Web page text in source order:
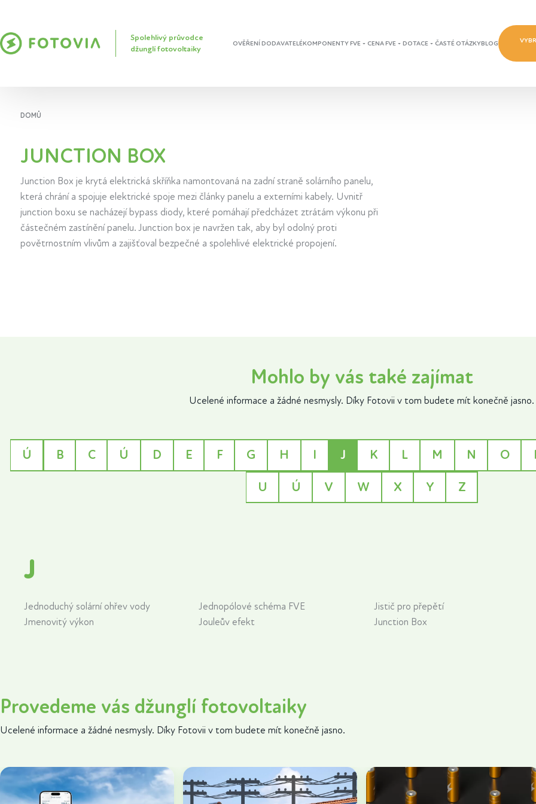
Spolehlivý průvodce
džunglí fotovoltaiky
OVĚŘENÍ DODAVATELÉKOMPONENTY FVE CENA FVE DOTACE ČASTÉ OTÁZKYBLOG
DOMŮ
JUNCTION BOX
Junction Box je krytá elektrická skříňka namontovaná na zadní straně solárního panelu,
která chrání a spojuje elektrické spoje mezi články panelu a externími kabely. Uvnitř
junction boxu se nacházejí bypass diody, které pomáhají předcházet ztrátám výkonu při
částečném zastínění panelu. Junction box je navržen tak, aby byl odolný proti
povětrnostním vlivům a zajišťoval bezpečné a spolehlivé elektrické propojení.
Mohlo by vás také zajímat
Ucelené informace a žádné nesmysly. Díky Fotovii v tom budete mít konečně jasno.
Ú B C Ú D E F G H I J K L M N O
U Ú V W X Y Z
J
Jednoduchý solární ohřev vody Jednopólové schéma FVE Jistič pro přepětí
Jmenovitý výkon
Jouleův efekt Junction Box
Provedeme vás džunglí fotovoltaiky
Ucelené informace a žádné nesmysly. Díky Fotovii v tom budete mít konečně jasno.